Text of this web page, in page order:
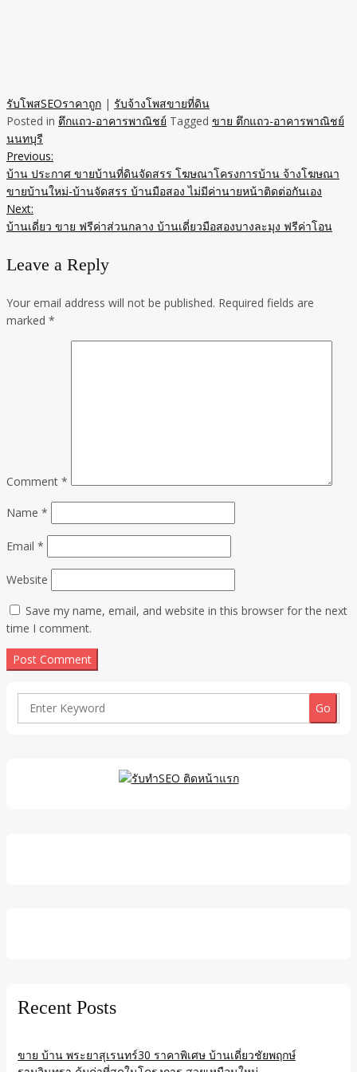
รับโพสSEOราคาถูก | รับจ้างโพสขายที่ดิน
Posted in ตึกแถว-อาคารพาณิชย์ Tagged ขาย ตึกแถว-อาคารพาณิชย์
นนทบุรี
Post
navigation
Previous:
บ้าน ประกาศ ขายบ้านที่ดินจัดสรร โฆษณาโครงการบ้าน จ้างโฆษณา
ขายบ้านใหม่-บ้านจัดสรร บ้านมือสอง ไม่มีค่านายหน้าติดต่อกันเอง
Next:
บ้านเดี่ยว ขาย ฟรีค่าส่วนกลาง บ้านเดี่ยวมือสองบางละมุง ฟรีค่าโอน
Leave a Reply
Your email address will not be published. Required fields are
marked *
Comment *
Name *
Email *
Website
Save my name, email, and website in this browser for the next
time I comment.
Search
Recent Posts
ขาย บ้าน พระยาสุเรนทร์30 ราคาพิเศษ บ้านเดี่ยวชัยพฤกษ์